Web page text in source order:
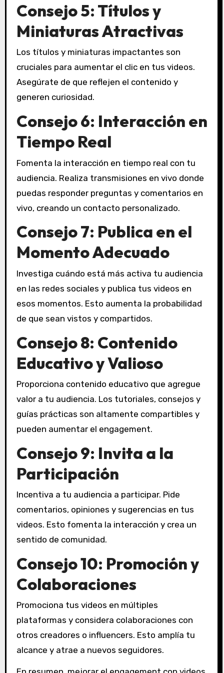
Consejo 5: Títulos y
Miniaturas Atractivas
Los títulos y miniaturas impactantes son
cruciales para aumentar el clic en tus videos.
Asegúrate de que reflejen el contenido y
generen curiosidad.
Consejo 6: Interacción en
Tiempo Real
Fomenta la interacción en tiempo real con tu
audiencia. Realiza transmisiones en vivo donde
puedas responder preguntas y comentarios en
vivo, creando un contacto personalizado.
Consejo 7: Publica en el
Momento Adecuado
Investiga cuándo está más activa tu audiencia
en las redes sociales y publica tus videos en
esos momentos. Esto aumenta la probabilidad
de que sean vistos y compartidos.
Consejo 8: Contenido
Educativo y Valioso
Proporciona contenido educativo que agregue
valor a tu audiencia. Los tutoriales, consejos y
guías prácticas son altamente compartibles y
pueden aumentar el engagement.
Consejo 9: Invita a la
Participación
Incentiva a tu audiencia a participar. Pide
comentarios, opiniones y sugerencias en tus
videos. Esto fomenta la interacción y crea un
sentido de comunidad.
Consejo 10: Promoción y
Colaboraciones
Promociona tus videos en múltiples
plataformas y considera colaboraciones con
otros creadores o influencers. Esto amplía tu
alcance y atrae a nuevos seguidores.